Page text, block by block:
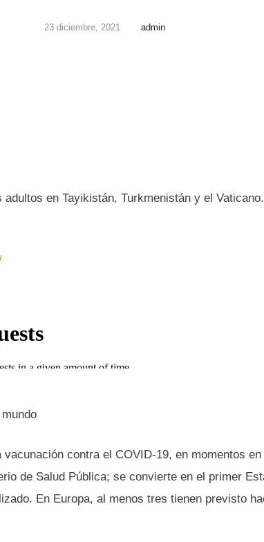
23 diciembre, 2021 admin
en Tayikistán, Turkmenistán y el
contra el COVID-19, en momentos
de Salud Pública; se convierte en el primer
En Europa, al menos tres tienen previsto